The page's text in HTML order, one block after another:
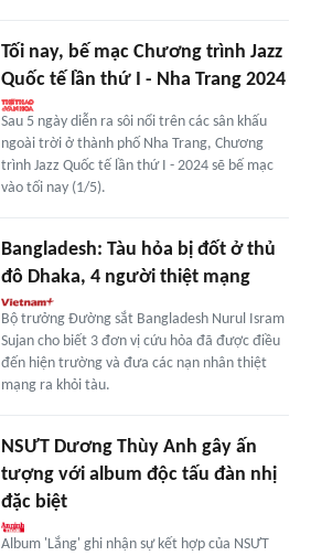
Tối nay, bế mạc Chương trình Jazz
Quốc tế lần thứ I - Nha Trang 2024
Sau 5 ngày diễn ra sôi nổi trên các sân khấu
ngoài trời ở thành phố Nha Trang, Chương
trình Jazz Quốc tế lần thứ I - 2024 sẽ bế mạc
vào tối nay (1/5).
Bangladesh: Tàu hỏa bị đốt ở thủ
đô Dhaka, 4 người thiệt mạng
Bộ trưởng Đường sắt Bangladesh Nurul Isram
Sujan cho biết 3 đơn vị cứu hỏa đã được điều
đến hiện trường và đưa các nạn nhân thiệt
mạng ra khỏi tàu.
NSƯT Dương Thùy Anh gây ấn
tượng với album độc tấu đàn nhị
đặc biệt
Album 'Lắng' ghi nhận sự kết hợp của NSƯT